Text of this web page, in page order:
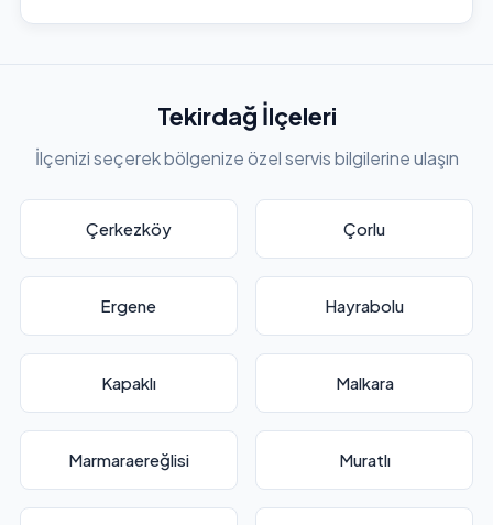
Tekirdağ İlçeleri
İlçenizi seçerek bölgenize özel servis bilgilerine ulaşın
Çerkezköy Çorlu
Ergene Hayrabolu
Kapaklı Malkara
Marmaraereğlisi Muratlı